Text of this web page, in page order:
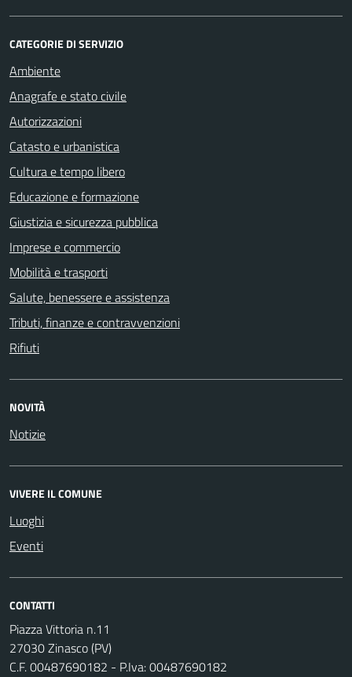
CATEGORIE DI SERVIZIO
Ambiente
Anagrafe e stato civile
Autorizzazioni
Catasto e urbanistica
Cultura e tempo libero
Educazione e formazione
Giustizia e sicurezza pubblica
Imprese e commercio
Mobilità e trasporti
Salute, benessere e assistenza
Tributi, finanze e contravvenzioni
Rifiuti
NOVITÀ
Notizie
VIVERE IL COMUNE
Luoghi
Eventi
CONTATTI
Piazza Vittoria n.11
27030 Zinasco (PV)
C.F. 00487690182 - P.Iva: 00487690182